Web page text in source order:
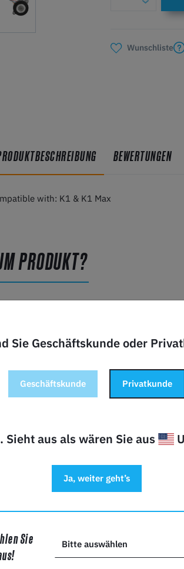
Wunschliste
BEWERTUNGEN
with: K1 & K1 Max
PRODUKT?
Sie Geschäftskunde oder
Geschäftskunde Privatkunde
Sieht aus als wären Sie aus
Ja, weiter geht’s
Sie